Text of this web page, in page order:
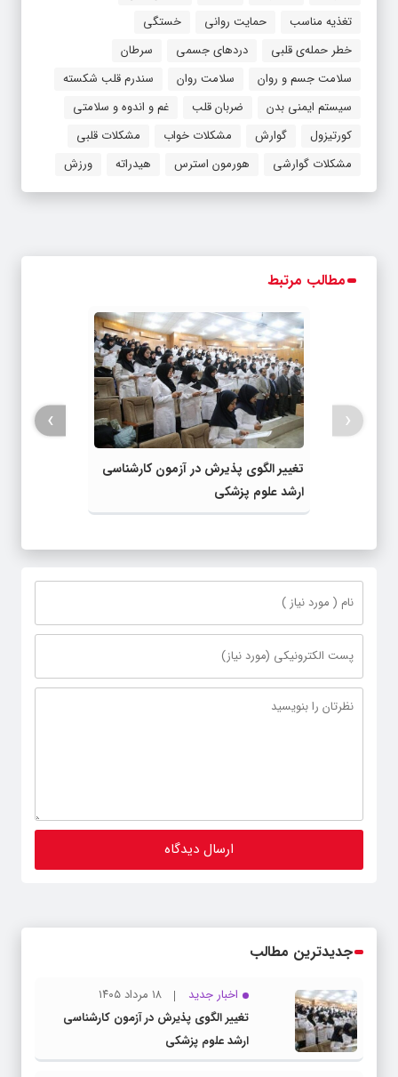
تغذیه مناسب
حمایت روانی
خستگی
خطر حمله‌ی قلبی
دردهای جسمی
سرطان
سلامت جسم و روان
سلامت روان
سندرم قلب شکسته
سیستم ایمنی بدن
ضربان قلب
غم و اندوه و سلامتی
کورتیزول
گوارش مشکلات خواب
مشکلات قلبی
مشکلات گوارشی
هورمون استرس هیدراته ورزش
مطالب مرتبط
تغییر الگوی پذیرش در آزمون کارشناسی
ارشد علوم پزشکی
‹
›
جدیدترین مطالب
اخبار جدید
۱۸ مرداد ۱۴۰۵
تغییر الگوی پذیرش در آزمون کارشناسی
ارشد علوم پزشکی